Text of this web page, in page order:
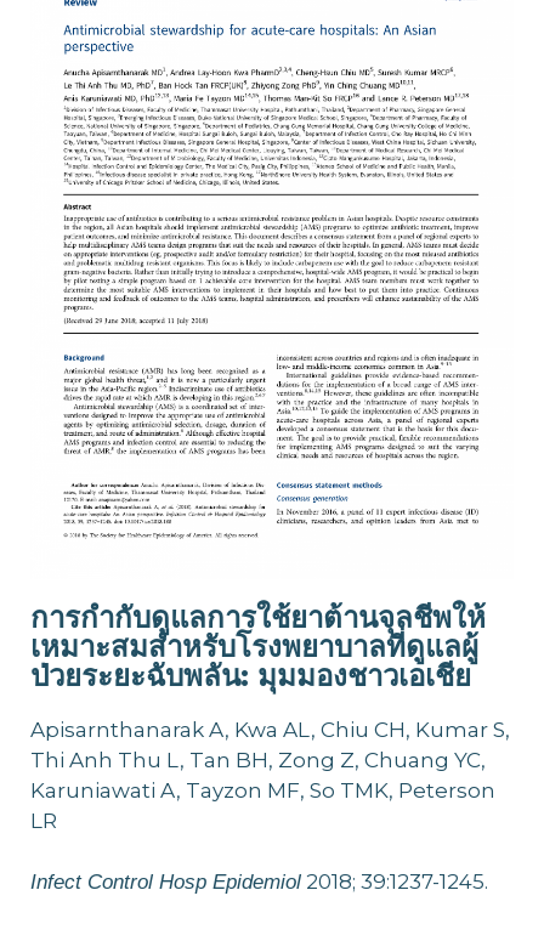
การกำกับดูแลการใช้ยาต้านจุลชีพให้
เหมาะสมสำหรับโรงพยาบาลที่ดูแลผู้
ป่วยระยะฉับพลัน: มุมมองชาวเอเชีย
Apisarnthanarak A, Kwa AL, Chiu CH, Kumar S,
Thi Anh Thu L, Tan BH, Zong Z, Chuang YC,
Karuniawati A, Tayzon MF, So TMK, Peterson
LR
Infect Control Hosp Epidemiol 2018; 39:1237-1245.